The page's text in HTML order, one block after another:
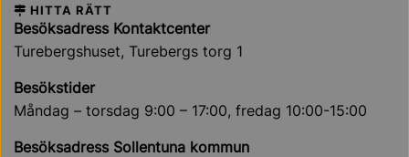
HITTA RÄTT
Besöksadress Kontaktcenter
Turebergshuset, Turebergs torg 1
Besökstider
Måndag – torsdag 9:00 – 17:00, fredag 10:00-15:00
Besöksadress Sollentuna kommun